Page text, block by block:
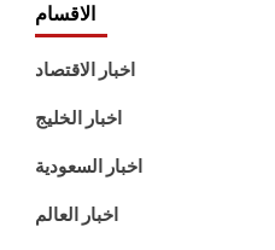
الاقسام
اخبار الاقتصاد
اخبار الخليج
اخبار السعودية
اخبار العالم